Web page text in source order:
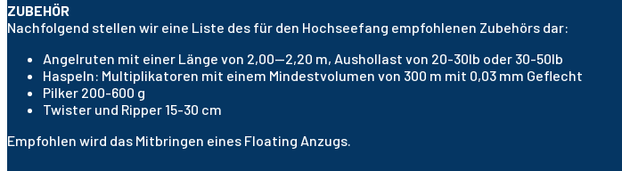
ZUBEHÖR
Nachfolgend stellen wir eine Liste des für den Hochseefang empfohlenen Zubehörs dar:
Angelruten mit einer Länge von 2,00—2,20 m, Aushollast von 20-30lb oder 30-50lb
Haspeln: Multiplikatoren mit einem Mindestvolumen von 300 m mit 0,03 mm Geflecht
Pilker 200-600 g
Twister und Ripper 15-30 cm
Empfohlen wird das Mitbringen eines Floating Anzugs.